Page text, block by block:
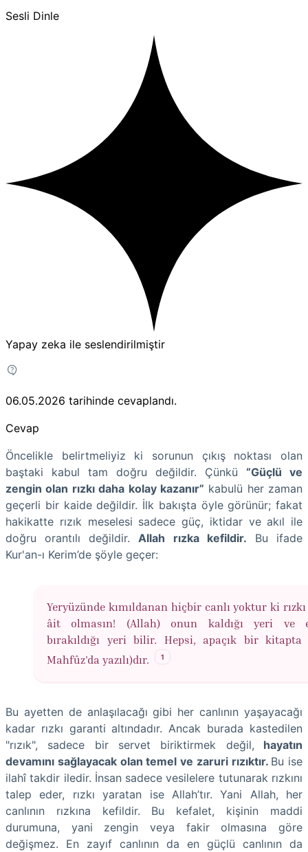
Sesli Dinle
Yapay zeka ile seslendirilmiştir
06.05.2026 tarihinde cevaplandı.
Cevap
Öncelikle belirtmeliyiz ki sorunun çıkış noktası olan
baştaki kabul tam doğru değildir. Çünkü “Güçlü ve
zengin olan rızkı daha kolay kazanır” kabulü her zaman
geçerli bir kaide değildir. İlk bakışta öyle görünür; fakat
hakikatte rızık meselesi sadece güç, iktidar ve akıl ile
doğru orantılı değildir. Allah rızka kefildir. Bu ifade
Kur'an-ı Kerim’de şöyle geçer:
Yeryüzünde kımıldanan hiçbir canlı yoktur ki
âit olmasın! (Allah) onun kaldığı yeri ve
bırakıldığı yeri bilir. Hepsi, apaçık bir kitapta
Mahfûz'da yazılı)dır.
1
Bu ayetten de anlaşılacağı gibi her canlının yaşayacağı
kadar rızkı garanti altındadır. Ancak burada kastedilen
"rızık", sadece bir servet biriktirmek değil, hayatın
devamını sağlayacak olan temel ve zaruri rızıktır. Bu ise
ilahî takdir iledir. İnsan sadece vesilelere tutunarak rızkını
talep eder, rızkı yaratan ise Allah’tır. Yani Allah, her
canlının rızkına kefildir. Bu kefalet, kişinin maddi
durumuna, yani zengin veya fakir olmasına göre
değişmez. En zayıf canlının da en güçlü canlının da